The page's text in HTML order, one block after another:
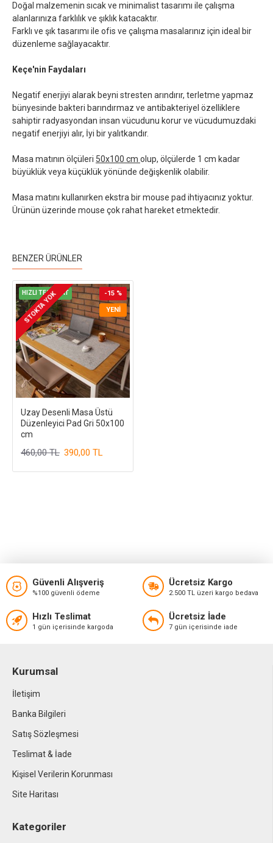
Doğal malzemenin sıcak ve minimalist tasarımı ile çalışma
alanlarınıza farklılık ve şıklık katacaktır.
Farklı ve şık tasarımı ile ofis ve çalışma masalarınız için ideal bir
düzenleme sağlayacaktır.
Keçe'nin Faydaları
Negatif enerjiyi alarak beyni stresten arındırır, terletme yapmaz
bünyesinde bakteri barındırmaz ve antibakteriyel özelliklere
sahiptir radyasyondan insan vücudunu korur ve vücudumuzdaki
negatif enerjiyi alır, İyi bir yalıtkandır.
Masa matının ölçüleri 50x100 cm olup, ölçülerde 1 cm kadar
büyüklük veya küçüklük yönünde değişkenlik olabilir.
Masa matını kullanırken ekstra bir mouse pad ihtiyacınız yoktur.
Ürünün üzerinde mouse çok rahat hareket etmektedir.
BENZER ÜRÜNLER
HIZLI TESLİMAT
YENI
-15 %
STOKTA YOK
Uzay Desenli Masa Üstü
Düzenleyici Pad Gri 50x100
cm
390,00 TL
460,00 TL
Güvenli Alışveriş
%100 güvenli ödeme
Ücretsiz Kargo
2.500 TL üzeri kargo bedava
Hızlı Teslimat
1 gün içerisinde kargoda
Ücretsiz İade
7 gün içerisinde iade
Kurumsal
İletişim
Banka Bilgileri
Satış Sözleşmesi
Teslimat & İade
Kişisel Verilerin Korunması
Site Haritası
Kategoriler